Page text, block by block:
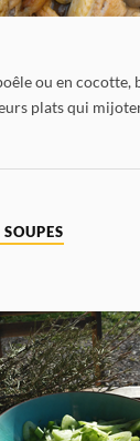
ou en cocotte,
plats qui